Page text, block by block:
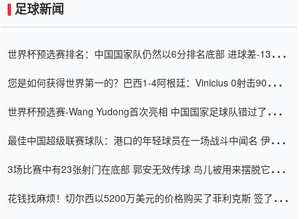
足球新闻
世界杯预选赛排名：中国国家队仍然以6分排名底部 进球差-13令人
您是如何获得世界第一的？巴西1-4阿根廷：Vinicius 0射击90分钟
世界杯预选赛-Wang Yudong首次亮相 中国国家足球队错过了世界
最佳中国超级联赛球队：港口的年轻球员在一场战斗中闻名 伊万放
3场比赛中有23张射门在底部 郭安无效传球 鸟儿被用来摆脱它
花钱找麻烦！切尔西以5200万美元的价格购买了菲利克斯 签了7年